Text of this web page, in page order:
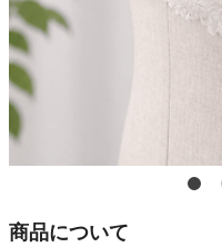
商品について